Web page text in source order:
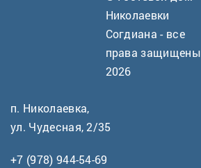
Николаевки
Согдиана - все
права защищены
2026
п. Николаевка,
ул. Чудесная, 2/35
+7 (978) 944-54-69